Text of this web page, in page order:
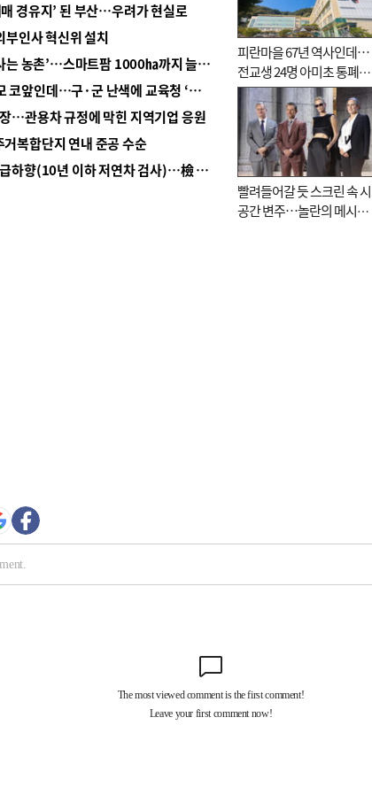
경유지’ 된 부산…우려가 현실로
인사 혁신위 설치
■ 경남 농정 비전 ‘잘 사는 농촌’…스마트팜 1000㏊까지 늘린다
■ 교육혁신선도지 공모 코앞인데…구·군 난색에 교육청 ‘쩔쩔’
…관용차 규정에 막힌 지역기업 응원
복합단지 연내 준공 수순
■ 검사 신분 버리고 직급하향(10년 이하 저연차 검사)…檢 중수청행 기피
피란마을 67년 역사인데…
전교생 24명 아미초 통폐합
기로
빨려들어갈 듯 스크린 속 시
공간 변주…놀란의 메시지